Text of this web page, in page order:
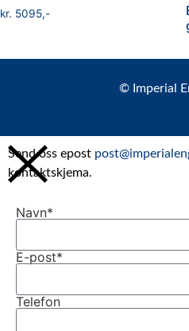
kr 5095
© Imperial
Send oss epost
kontaktskjema.
Navn*
E-post*
Telefon